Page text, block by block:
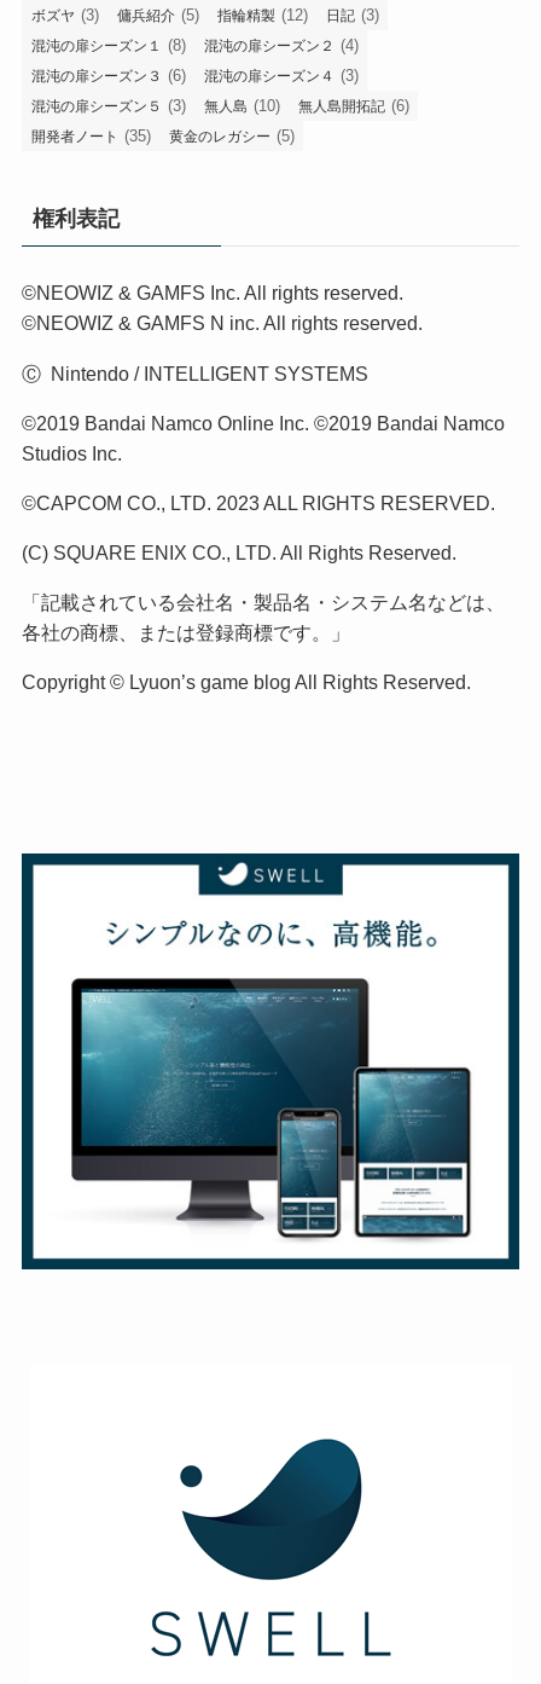
ボズヤ (3) 傭兵紹介 (5) 指輪精製 (12) 日記 (3)
混沌の扉シーズン１ (8) 混沌の扉シーズン２ (4)
混沌の扉シーズン３ (6) 混沌の扉シーズン４ (3)
混沌の扉シーズン５ (3) 無人島 (10) 無人島開拓記 (6)
開発者ノート (35) 黄金のレガシー (5)
権利表記
©NEOWIZ & GAMFS Inc. All rights reserved.
©NEOWIZ & GAMFS N inc. All rights reserved.
Ⓒ Nintendo / INTELLIGENT SYSTEMS
©2019 Bandai Namco Online Inc. ©2019 Bandai Namco
Studios Inc.
©CAPCOM CO., LTD. 2023 ALL RIGHTS RESERVED.
(C) SQUARE ENIX CO., LTD. All Rights Reserved.
「記載されている会社名・製品名・システム名などは、
各社の商標、または登録商標です。」
Copyright © Lyuon’s game blog All Rights Reserved.